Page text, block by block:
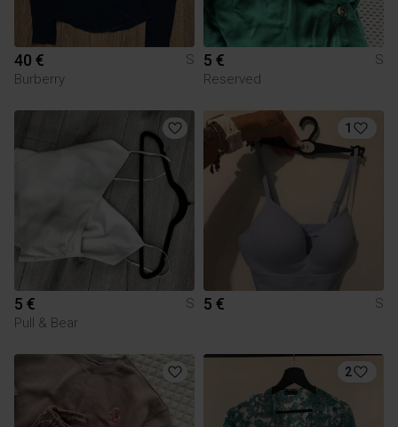
40 €
S
Burberry
5 €
S
Reserved
5 €
S
Pull & Bear
1
5 € S
2